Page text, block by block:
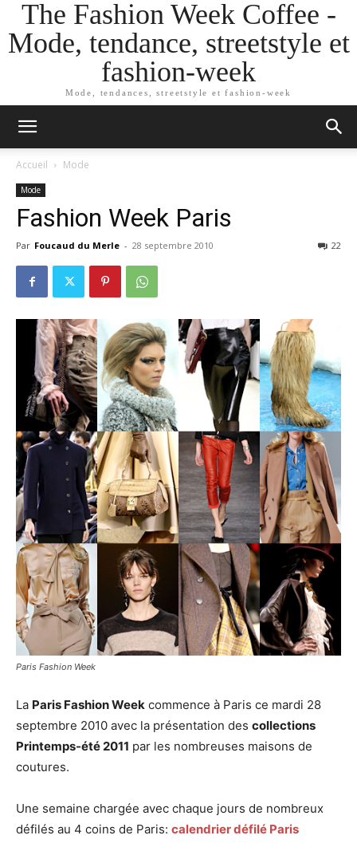
The Fashion Week Coffee -
Mode, tendance, streetstyle et
fashion-week
Mode, tendances, streetstyle et fashion-week
Accueil Mode
Mode
Fashion Week Paris
Par Foucaud du Merle - 28 septembre 2010 22
Paris Fashion Week
La Paris Fashion Week commence à Paris ce mardi 28
septembre 2010 avec la présentation des collections
Printemps-été 2011 par les nombreuses maisons de
coutures.
Une semaine chargée avec chaque jours de nombreux
défilés au 4 coins de Paris: calendrier défilé Paris